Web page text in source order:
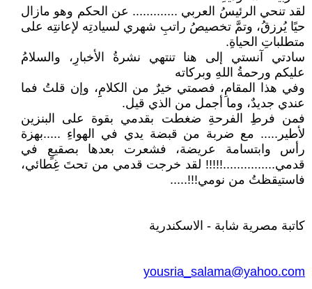
لقد تنحي الرئيسُ العربي ............. عن الحكم وهو مازال
حيًا يُرزقُ، وتمَّ تخصيصُ راتبِ شهري لسيادتِه لإعانتِه على
متطلباتِ الحياةِ.
سادتي آنستي إلى هنا تنتهي نشرةُ الأخبارِ، والسلامُ
عليكم ورحمةُ اللهِ وبركاته
وفي هذا المقامِ، فصمتي خيرٌ من الكلامِِ، وإن قلتُ فما
عندي جديدٌ، وما أجمل من الذي قيل.
فمن فرطِ الفرحةِ ضغطت بقدمي بقوة على البنزين
لأطير..... مع ضربة من قبضة يدي في الهواءِ .....بهزة
رأس وابتسامة عريضة، فشعرت بعدها بصقيعٍ في
قدمي...............!!!!! لقد خرجت قدمي من تحتَ غِطائي،
فاستيقظتُ من نومي!!!.....
كاتبة مصرية شابة - الاسكندرية
yousria_salama@yahoo.com